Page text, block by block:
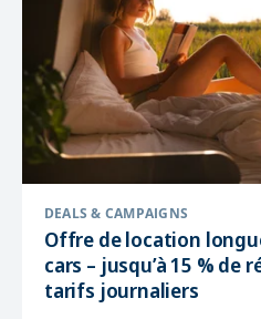
DEALS & CAMPAIGNS
Offre de location
cars – jusqu’à 15 % de
tarifs journaliers